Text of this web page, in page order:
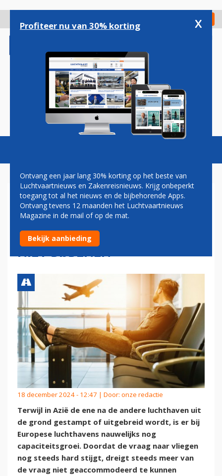
gaan
Check in
Magazine Podcasts Vacatures
IATA MAAKT ZICH ZORGEN:
EUROPESE LUCHTHAVENS
KUNNEN GROEIENDE VRAAG
NIET BIJBENEN
18 december 2024 - 12:47 | Door: onze redactie
Terwijl in Azië de ene na de andere luchthaven uit
de grond gestampt of uitgebreid wordt, is er bij
Europese luchthavens nauwelijks nog
capaciteitsgroei. Doordat de vraag naar vliegen
nog steeds hard stijgt, dreigt steeds meer van
de vraag niet geaccommodeerd te kunnen
Profiteer nu van 30% korting x
Ontvang een jaar lang 30% korting op het beste van
Luchtvaartnieuws en Zakenreisnieuws. Krijg onbeperkt
toegang tot al het nieuws en de bijbehorende Apps.
Ontvang tevens 12 maanden het Luchtvaartnieuws
Magazine in de mail of op de mat.
Bekijk aanbieding